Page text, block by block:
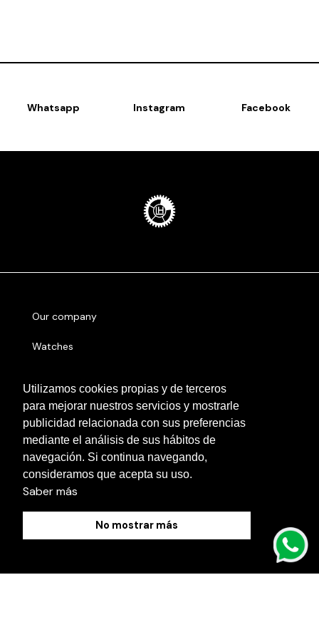
Utilizamos cookies propias y de terceros
para mejorar nuestros servicios y mostrarle
publicidad relacionada con sus preferencias
mediante el análisis de sus hábitos de
navegación. Si continua navegando,
consideramos que acepta su uso.
Saber más
No mostrar más
Whatsapp Instagram Facebook
Our company
Watches
Serial number
Other cities
Contact us
Cookies Policy